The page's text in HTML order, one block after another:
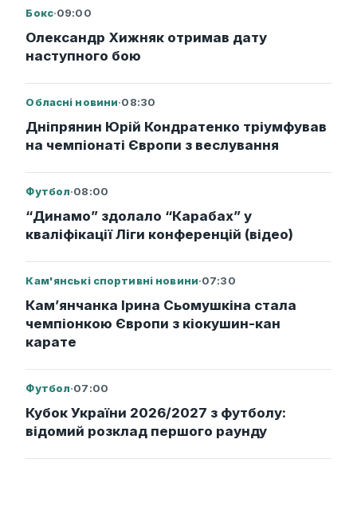
Бокс·09:00
Олександр Хижняк отримав дату
наступного бою
Обласні новини·08:30
Дніпрянин Юрій Кондратенко тріумфував
на чемпіонаті Європи з веслування
Футбол·08:00
“Динамо” здолало “Карабах” у
кваліфікації Ліги конференцій (відео)
Кам'янські спортивні новини·07:30
Кам’янчанка Ірина Сьомушкіна стала
чемпіонкою Європи з кіокушин-кан
карате
Футбол·07:00
Кубок України 2026/2027 з футболу:
відомий розклад першого раунду